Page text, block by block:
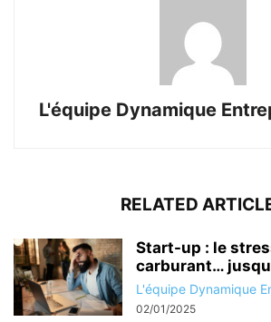
L'équipe Dynamique
RELATED
Start-up : le
carburant…
L'équipe Dynamique
02/01/2025